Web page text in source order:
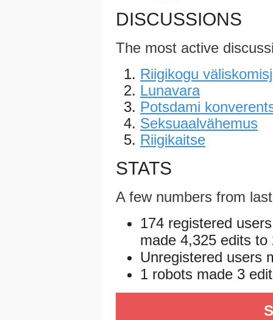
DISCUSSIONS
The most active
Riigikogu
Lunavara
Potsdami
Seksuaalvähemus
Riigikaitse
STATS
A few numbers from
174 registered
made 4,325 edits to
Unregistered users
1 robots made 3